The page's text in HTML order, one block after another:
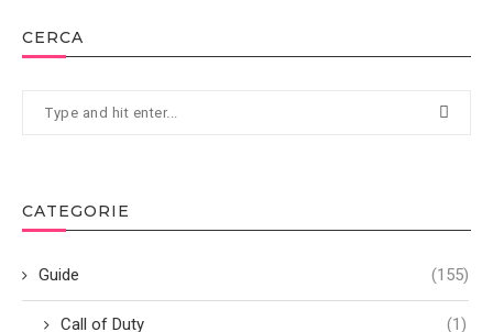
CERCA
CATEGORIE
Guide (155)
Call of Duty (1)